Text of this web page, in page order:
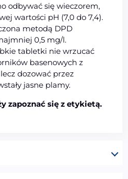
odbywać się wieczorem,
wartości pH (7,0 do 7,4).
metodą DPD
0,5 mg/l.
tabletki nie wrzucać
basenowych z
dozować przez
jasne plamy.
zapoznać się z etykietą.